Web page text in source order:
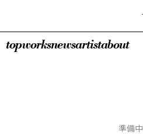
topworksnewsartistabout
準備中